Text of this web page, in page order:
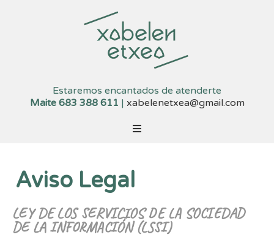
Estaremos encantados de atenderte
Maite 683 388 611 | xabelenetxea@gmail.com
Aviso Legal
LEY DE LOS SERVICIOS DE LA SOCIEDAD
DE LA INFORMACIÓN (LSSI)